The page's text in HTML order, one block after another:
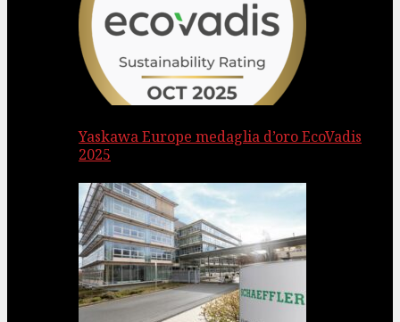
Yaskawa Europe medaglia d’oro EcoVadis
2025